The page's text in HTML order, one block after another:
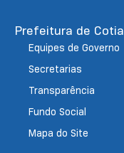
Prefeitura de Cotia
Equipes de Governo
Secretarias
Transparência
Fundo Social
Mapa do Site